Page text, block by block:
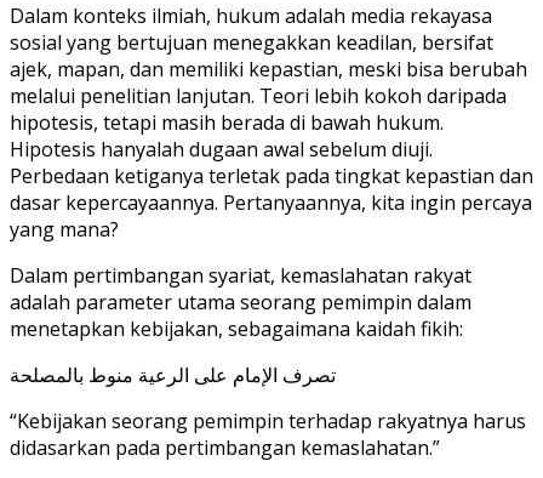
Dalam konteks ilmiah, hukum adalah media rekayasa
sosial yang bertujuan menegakkan keadilan, bersifat
ajek, mapan, dan memiliki kepastian, meski bisa berubah
melalui penelitian lanjutan. Teori lebih kokoh daripada
hipotesis, tetapi masih berada di bawah hukum.
Hipotesis hanyalah dugaan awal sebelum diuji.
Perbedaan ketiganya terletak pada tingkat kepastian dan
dasar kepercayaannya. Pertanyaannya, kita ingin percaya
yang mana?
Dalam pertimbangan syariat, kemaslahatan rakyat
adalah parameter utama seorang pemimpin dalam
menetapkan kebijakan, sebagaimana kaidah fikih:
تصرف الإمام على الرعية منوط بالمصلحة
“Kebijakan seorang pemimpin terhadap rakyatnya harus
didasarkan pada pertimbangan kemaslahatan.”